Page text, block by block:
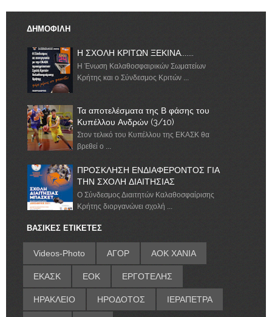
ΔΗΜΟΦΙΛΗ
Η ΣΧΟΛΗ ΚΡΙΤΩΝ ΞΕΚΙΝΑ.......
Η Ένωση Καλαθοσφαιρικών Σωματείων
Κρήτης και ο Σύνδεσμος Κριτών ...
Τα αποτελέσματα της Β φάσης του
Κυπέλλου Ανδρών (3/10)
Στον τελικό του Κυπέλλου της ΕΚΑΣΚ θα
βρεθεί ο ...
ΠΡΟΣΚΛΗΣΗ ΕΝΔΙΑΦΕΡΟΝΤΟΣ ΓΙΑ
ΤΗΝ ΣΧΟΛΗ ΔΙΑΙΤΗΣΙΑΣ
Ο Σύνδεσμος Διαιτητών Καλαθοσφαίρισης
Κρήτης διοργανώνει σχολή ...
ΒΑΣΙΚΕΣ ΕΤΙΚΕΤΕΣ
Videos-Photo ΑΓΟΡ ΑΟΚ ΧΑΝΙΑ
ΕΚΑΣΚ ΕΟΚ ΕΡΓΟΤΕΛΗΣ
ΗΡΑΚΛΕΙΟ ΗΡΟΔΟΤΟΣ ΙΕΡΑΠΕΤΡΑ